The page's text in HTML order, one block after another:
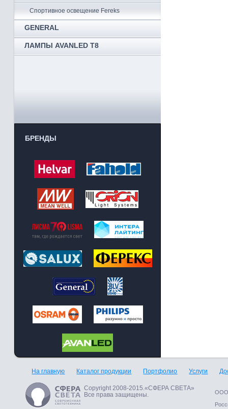
Спортивное освещение Fereks
GENERAL
ЛАМПЫ AVANLED T8
БРЕНДЫ
На главную Каталог продукции Портфолио Услуги
Copyright 2008-2015.«СФЕРА СВЕТА»
Все права защищены.
ООО